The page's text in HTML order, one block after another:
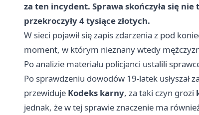
za ten incydent. Sprawa skończyła się
przekroczyły4 tysiące złotych.
W sieci pojawił się zapis zdarzenia z pod
moment, w którym nieznany wtedy
Po analizie materiału policjanci ustalili
Po sprawdzeniu dowodów 19-latek usłyszał
przewiduje Kodeks karny, za taki czyn grozi
jednak, że w tej sprawie znaczenie ma